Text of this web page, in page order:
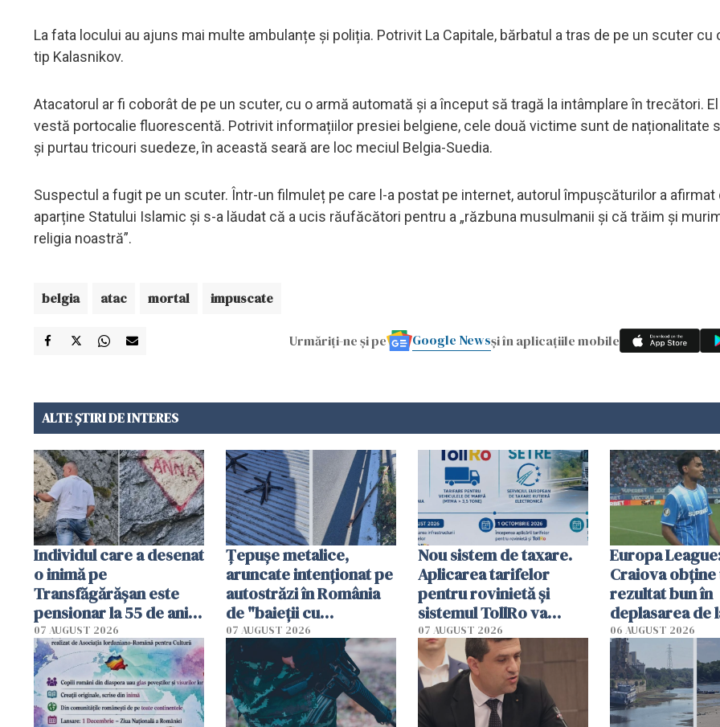
La fata locului au ajuns mai multe ambulanțe și poliția. Potrivit La Capitale, bărbatul a tras de pe un scuter cu
tip Kalasnikov.
Atacatorul ar fi coborât de pe un scuter, cu o armă automată și a început să tragă la intâmplare în trecători.
vestă portocalie fluorescentă. Potrivit informațiilor presiei belgiene, cele două victime sunt de naționalitate
și purtau tricouri suedeze, în această seară are loc meciul Belgia-Suedia.
Suspectul a fugit pe un scuter. Într-un filmuleț pe care l-a postat pe internet, autorul împușcăturilor a afirmat
aparține Statului Islamic și s-a lăudat că a ucis răufăcători pentru a „răzbuna musulmanii și că trăim și
religia noastră”.
belgia atac mortal impuscate
Urmăriți-ne și pe Google Newsși în aplicațiile mobile
ALTE ȘTIRI DE INTERES
Individul care a desenat
o inimă pe
Transfăgărășan este
pensionar la 55 de ani.
Poliția l-a identificat
07 AUGUST 2026
Țepușe metalice,
aruncate intenționat pe
autostrăzi în România
de "baieții cu
platforme": "Mi-au
cerut 1200 lei să mă
tracteze"
07 AUGUST 2026
Nou sistem de taxare.
Aplicarea tarifelor
pentru rovinietă şi
sistemul TollRo va
începe la 1 octombrie
07 AUGUST 2026
Europa
Craiova obține
rezultat bun în
deplasarea de
06 AUGUST 2026